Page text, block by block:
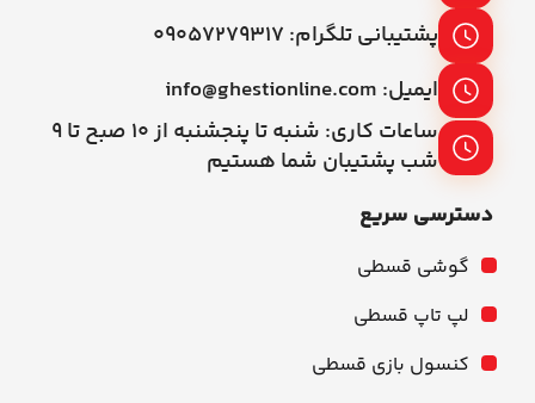
پشتیبانی تلگرام: ۰۹۰۵۷۲۷۹۳۱۷
ایمیل: info@ghestionline.com
ساعات کاری: شنبه تا پنجشنبه از ۱۰ صبح تا ۹
شب پشتیبان شما هستیم
دسترسی سریع
گوشی قسطی
لپ تاپ قسطی
کنسول بازی قسطی